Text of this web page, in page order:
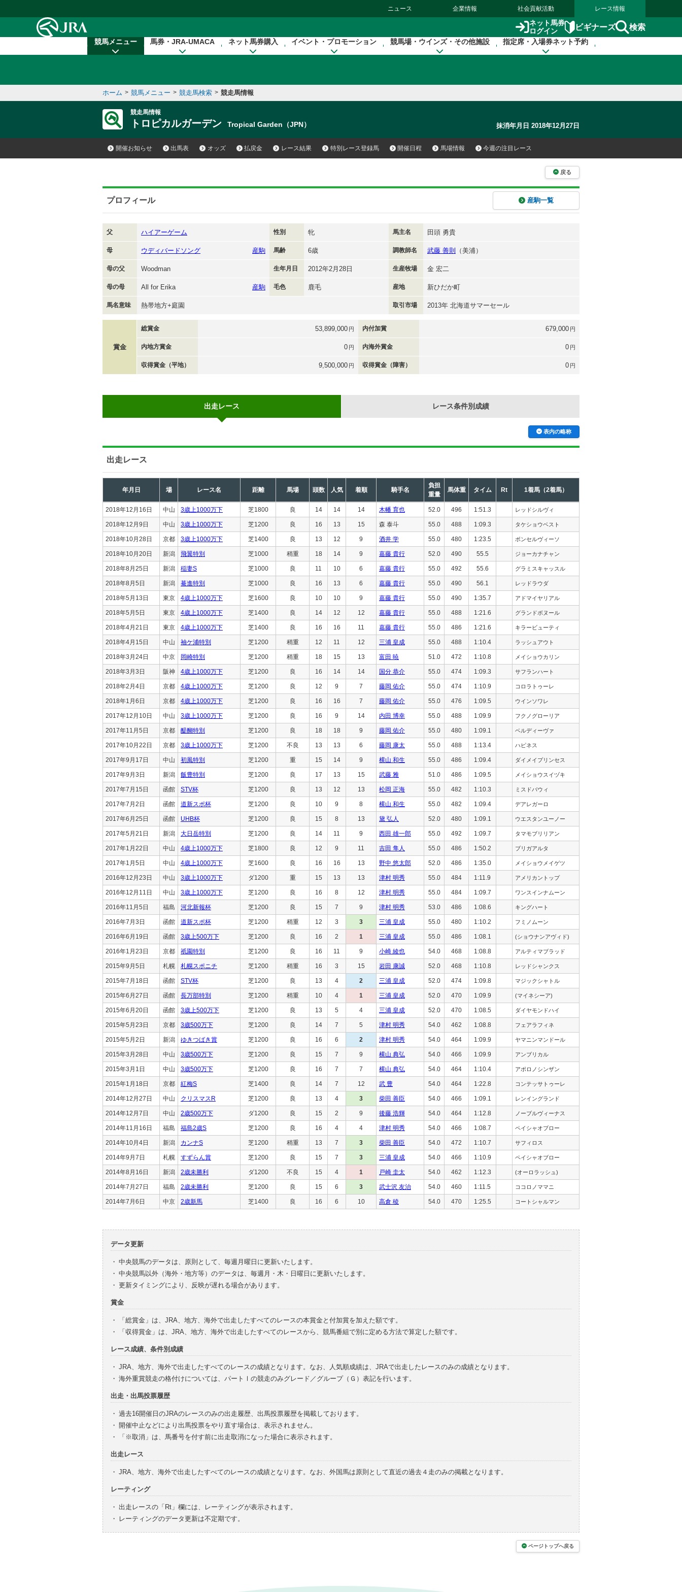
ニュース 企業情報 社会貢献活動 レース情報
ネット馬券
ログイン
ビギナーズ 検索
競馬メニュー 馬券・JRA-UMACA ネット馬券購入 イベント・プロモーション 競馬場・ウインズ・その他施設 指定席・入場券ネット予約
ホーム > 競馬メニュー > 競走馬検索 > 競走馬情報
競走馬情報
トロピカルガーデン Tropical Garden（JPN） 抹消年月日 2018年12月27日
開催お知らせ 出馬表 オッズ 払戻金 レース結果 特別レース登録馬 開催日程 馬場情報 今週の注目レース
戻る
プロフィール 産駒一覧
父 ハイアーゲーム 性別 牝 馬主名 田頭 勇貴
母 ウディバードソング 産駒 馬齢 6歳 調教師名 武藤 善則 （美浦）
母の父 Woodman 生年月日 2012年2月28日 生産牧場 金 宏二
母の母 All for Erika 産駒 毛色 鹿毛 産地 新ひだか町
馬名意味 熱帯地方+庭園 取引市場 2013年 北海道サマーセール
賞金
総賞金 53,899,000 円 内付加賞 679,000 円
内地方賞金 0 円 内海外賞金 0 円
収得賞金（平地） 9,500,000 円 収得賞金（障害） 0 円
出走レース レース条件別成績
表内の略称
出走レース
年月日 場 レース名 距離 馬場 頭数 人気 着順 騎手名
負担
重量
馬体重 タイム Rt 1着馬（2着馬）
2018年12月16日 中山 3歳上1000万下 芝1800 良 14 14 14 木幡 育也 52.0 496 1:51.3 レッドシルヴィ
2018年12月9日 中山 3歳上1000万下 芝1200 良 16 13 15 森 泰斗 55.0 488 1:09.3 タケショウベスト
2018年10月28日 京都 3歳上1000万下 芝1400 良 13 12 9 酒井 学 55.0 480 1:23.5 ボンセルヴィーソ
2018年10月20日 新潟 飛翼特別 芝1000 稍重 18 14 9 嘉藤 貴行 52.0 490 55.5 ジョーカナチャン
2018年8月25日 新潟 稲妻S 芝1000 良 11 10 6 嘉藤 貴行 55.0 492 55.6 グラミスキャッスル
2018年8月5日 新潟 驀進特別 芝1000 良 16 13 6 嘉藤 貴行 55.0 490 56.1 レッドラウダ
2018年5月13日 東京 4歳上1000万下 芝1600 良 10 10 9 嘉藤 貴行 55.0 490 1:35.7 アドマイヤリアル
2018年5月5日 東京 4歳上1000万下 芝1400 良 14 12 12 嘉藤 貴行 55.0 488 1:21.6 グランドボヌール
2018年4月21日 東京 4歳上1000万下 芝1400 良 16 16 11 嘉藤 貴行 55.0 486 1:21.6 キラービューティ
2018年4月15日 中山 袖ケ浦特別 芝1200 稍重 12 11 12 三浦 皇成 55.0 488 1:10.4 ラッシュアウト
2018年3月24日 中京 岡崎特別 芝1200 稍重 18 15 13 富田 暁 51.0 472 1:10.8 メイショウカリン
2018年3月3日 阪神 4歳上1000万下 芝1200 良 16 14 14 国分 恭介 55.0 474 1:09.3 サフランハート
2018年2月4日 京都 4歳上1000万下 芝1200 良 12 9 7 藤岡 佑介 55.0 474 1:10.9 コロラトゥーレ
2018年1月6日 京都 4歳上1000万下 芝1200 良 16 16 7 藤岡 佑介 55.0 476 1:09.5 ウインソワレ
2017年12月10日 中山 3歳上1000万下 芝1200 良 16 9 14 内田 博幸 55.0 488 1:09.9 フクノグローリア
2017年11月5日 京都 醍醐特別 芝1200 良 18 18 9 藤岡 佑介 55.0 480 1:09.1 ベルディーヴァ
2017年10月22日 京都 3歳上1000万下 芝1200 不良 13 13 6 藤岡 康太 55.0 488 1:13.4 ハピネス
2017年9月17日 中山 初風特別 芝1200 重 15 14 9 横山 和生 55.0 486 1:09.4 ダイメイプリンセス
2017年9月3日 新潟 飯豊特別 芝1200 良 17 13 15 武藤 雅 51.0 486 1:09.5 メイショウスイヅキ
2017年7月15日 函館 STV杯 芝1200 良 13 12 13 松岡 正海 55.0 482 1:10.3 ミスドバウィ
2017年7月2日 函館 道新スポ杯 芝1200 良 10 9 8 横山 和生 55.0 482 1:09.4 デアレガーロ
2017年6月25日 函館 UHB杯 芝1200 良 15 8 13 黛 弘人 52.0 480 1:09.1 ウエスタンユーノー
2017年5月21日 新潟 大日岳特別 芝1200 良 14 11 9 西田 雄一郎 55.0 492 1:09.7 タマモブリリアン
2017年1月22日 中山 4歳上1000万下 芝1800 良 12 9 11 吉田 隼人 55.0 486 1:50.2 ブリガアルタ
2017年1月5日 中山 4歳上1000万下 芝1600 良 16 16 13 野中 悠太郎 52.0 486 1:35.0 メイショウメイゲツ
2016年12月23日 中山 3歳上1000万下 ダ1200 重 15 13 13 津村 明秀 55.0 484 1:11.9 アメリカントップ
2016年12月11日 中山 3歳上1000万下 芝1200 良 16 8 12 津村 明秀 55.0 484 1:09.7 ワンスインナムーン
2016年11月5日 福島 河北新報杯 芝1200 良 15 7 9 津村 明秀 53.0 486 1:08.6 キングハート
2016年7月3日 函館 道新スポ杯 芝1200 稍重 12 3 3 三浦 皇成 55.0 480 1:10.2 フミノムーン
2016年6月19日 函館 3歳上500万下 芝1200 良 16 2 1 三浦 皇成 55.0 486 1:08.1 (ショウナンアヴィド)
2016年1月23日 京都 祇園特別 芝1200 良 16 11 9 小崎 綾也 54.0 468 1:08.8 アルティマブラッド
2015年9月5日 札幌 札幌スポニチ 芝1200 稍重 16 3 15 岩田 康誠 52.0 468 1:10.8 レッドシャンクス
2015年7月18日 函館 STV杯 芝1200 良 13 4 2 三浦 皇成 52.0 474 1:09.8 マジックシャトル
2015年6月27日 函館 長万部特別 芝1200 稍重 10 4 1 三浦 皇成 52.0 470 1:09.9 (マイネシーア)
2015年6月20日 函館 3歳上500万下 芝1200 良 13 5 4 三浦 皇成 52.0 470 1:08.5 ダイヤモンドハイ
2015年5月23日 京都 3歳500万下 芝1200 良 14 7 5 津村 明秀 54.0 462 1:08.8 フェアラフィネ
2015年5月2日 新潟 ゆきつばき賞 芝1200 良 16 6 2 津村 明秀 54.0 464 1:09.9 ヤマニンマンドール
2015年3月28日 中山 3歳500万下 芝1200 良 15 7 9 横山 典弘 54.0 466 1:09.9 アンブリカル
2015年3月1日 中山 3歳500万下 芝1200 良 16 7 7 横山 典弘 54.0 464 1:10.4 アポロノシンザン
2015年1月18日 京都 紅梅S 芝1400 良 14 7 12 武 豊 54.0 464 1:22.8 コンテッサトゥーレ
2014年12月27日 中山 クリスマスR 芝1200 良 13 4 3 柴田 善臣 54.0 466 1:09.1 レンイングランド
2014年12月7日 中山 2歳500万下 ダ1200 良 15 2 9 後藤 浩輝 54.0 464 1:12.8 ノーブルヴィーナス
2014年11月16日 福島 福島2歳S 芝1200 良 16 4 4 津村 明秀 54.0 466 1:08.7 ペイシャオブロー
2014年10月4日 新潟 カンナS 芝1200 稍重 13 7 3 柴田 善臣 54.0 472 1:10.7 サフィロス
2014年9月7日 札幌 すずらん賞 芝1200 良 15 7 3 三浦 皇成 54.0 466 1:10.9 ペイシャオブロー
2014年8月16日 新潟 2歳未勝利 ダ1200 不良 15 4 1 戸崎 圭太 54.0 462 1:12.3 (オーロラッシュ)
2014年7月27日 福島 2歳未勝利 芝1200 良 15 6 3 武士沢 友治 54.0 460 1:11.5 ココロノママニ
2014年7月6日 中京 2歳新馬 芝1400 良 16 6 10 高倉 稜 54.0 470 1:25.5 コートシャルマン
データ更新
・ 中央競馬のデータは、原則として、毎週月曜日に更新いたします。
・ 中央競馬以外（海外・地方等）のデータは、毎週月・木・日曜日に更新いたします。
・ 更新タイミングにより、反映が遅れる場合があります。
賞金
・
「総賞金」は、JRA、地方、海外で出走したすべてのレースの本賞金と付加賞を加えた額です。
・
「収得賞金」は、JRA、地方、海外で出走したすべてのレースから、競馬番組で別に定める方法で算定した額です。
レース成績、条件別成績
・ JRA、地方、海外で出走したすべてのレースの成績となります。なお、人気順成績は、JRAで出走したレースのみの成績となります。
・ 海外重賞競走の格付けについては、パートⅠの競走のみグレード／グループ（Ｇ）表記を行います。
出走・出馬投票履歴
・ 過去16開催日のJRAのレースのみの出走履歴、出馬投票履歴を掲載しております。
・ 開催中止などにより出馬投票をやり直す場合は、表示されません。
・
「※取消」は、馬番号を付す前に出走取消になった場合に表示されます。
出走レース
・ JRA、地方、海外で出走したすべてのレースの成績となります。なお、外国馬は原則として直近の過去４走のみの掲載となります。
レーティング
・ 出走レースの「Rt」欄には、レーティングが表示されます。
・
レーティングのデータ更新は不定期です。
ページトップへ戻る